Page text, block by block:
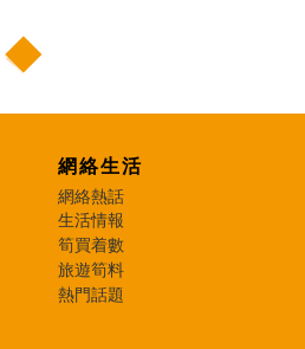
網絡生活
網絡熱話
生活情報
筍買着數
旅遊筍料
熱門話題